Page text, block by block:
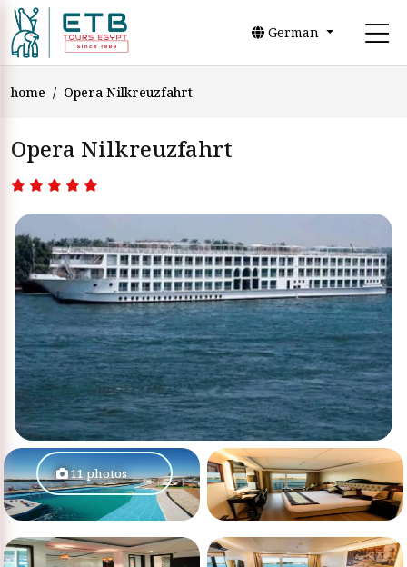
German
home Opera Nilkreuzfahrt
Opera Nilkreuzfahrt
11 photos